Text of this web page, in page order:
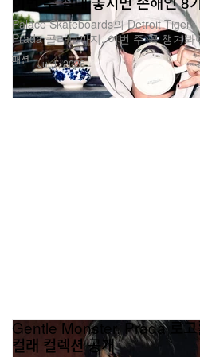
패션
Palace Skateboards의 Detroit
Prada 콜라보까지, 이번 주 꼭 챙겨
Jul 1, 2026
Gentle Monster, Prada 로고
컬래 컬렉션 공개